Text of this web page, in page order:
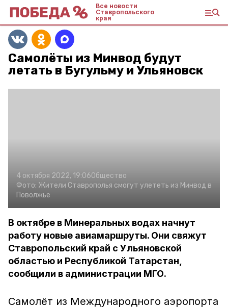
Все новости
Ставропольского
края
Самолёты из Минвод будут
летать в Бугульму и Ульяновск
4 октября 2022, 19:06Общество
Фото: Жители Ставрополья смогут улететь из Минвод в
Поволжье
В октябре в Минеральных водах начнут
работу новые авиамаршруты. Они свяжут
Ставропольский край с Ульяновской
областью и Республикой Татарстан,
сообщили в администрации МГО.
Самолёт из Международного аэропорта